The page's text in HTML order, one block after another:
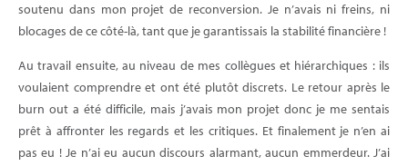
soutenu dans mon projet de reconversion. Je n’avais ni freins, ni
blocages de ce côté-là, tant que je garantissais la stabilité financière !
Au travail ensuite, au niveau de mes collègues et hiérarchiques : ils
voulaient comprendre et ont été plutôt discrets. Le retour après le
burn out a été difficile, mais j’avais mon projet donc je me sentais
prêt à affronter les regards et les critiques. Et finalement je n’en ai
pas eu ! Je n’ai eu aucun discours alarmant, aucun emmerdeur. J’ai